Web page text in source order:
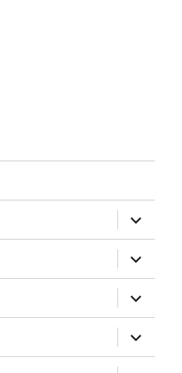
展
开
子
菜
单
展
开
子
菜
单
展
开
子
菜
单
展
开
子